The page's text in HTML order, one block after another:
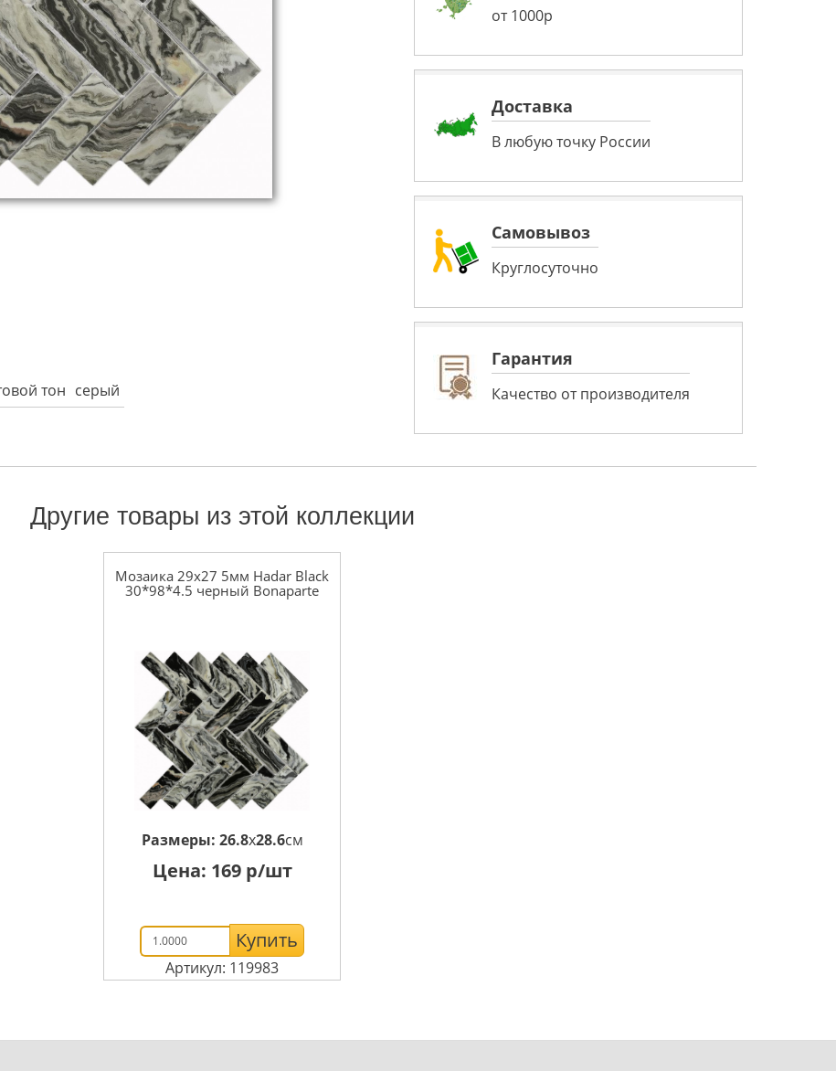
тон серый
от 1000р
Доставка
В любую точку России
Самовывоз
Круглосуточно
Гарантия
Качество от производителя
Другие товары из этой коллекции
Мозаика 29x27 5мм Hadar Black
30*98*4.5 черный Bonaparte
Размеры: 26.8x28.6см
Цена: 169р/шт
Купить
Артикул: 119983